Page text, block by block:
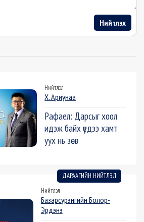
Нийтлэх
Нийтлэл
Х. Ариунаа
Рафаел: Дарсыг хоол
идэж байх үедээ хамт
уух нь зөв
ДАРААГИЙН НИЙТЛЭЛ
Нийтлэл
Базарсүрэнгийн Болор-
Эрдэнэ